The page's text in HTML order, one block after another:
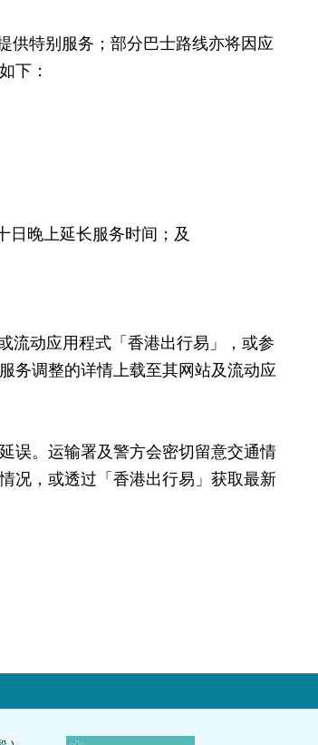
供特别服务；部分巴士路线亦将因应
下：
日晚上延长服务时间；及
流动应用程式「香港出行易」，或参
务调整的详情上载至其网站及流动应
。运输署及警方会密切留意交通情
况，或透过「香港出行易」获取最新